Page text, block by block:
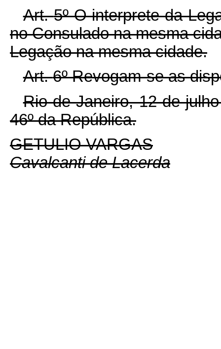
Art.5º O interprete da
no Consulado na mesma
Legação na mesma cidade.
Art.6º Revogam-se as
Rio de Janeiro, 12 de
46º da República.
GETULIO VARGAS
Cavalcanti de Lacerda